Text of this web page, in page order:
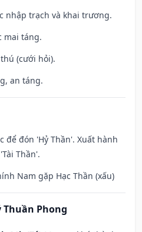
nhập trạch và khai trương.
mai táng.
(cưới hỏi).
an táng.
để đón 'Hỷ Thần'. Xuất hành
Thần'.
Nam gặp Hạc Thần (xấu)
Thuần Phong